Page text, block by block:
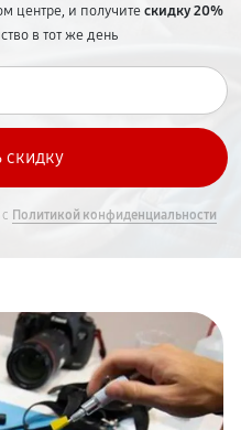
центре, и получитескидку 20%
в тот же день
Политикой конфиденциальности